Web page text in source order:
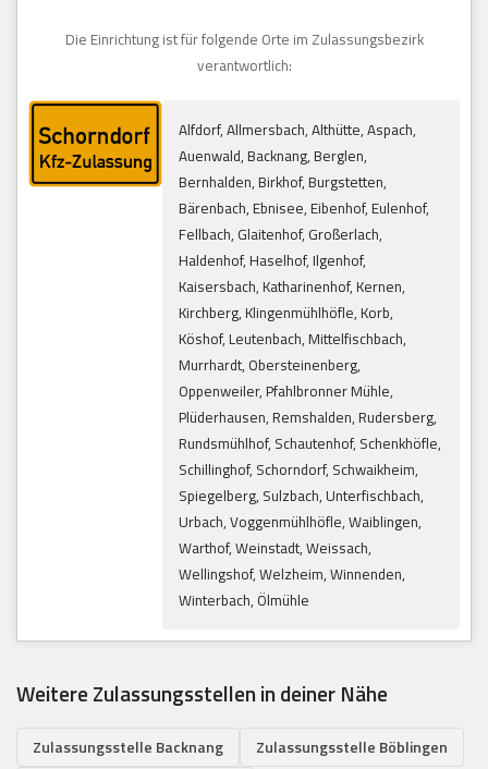
Die Einrichtung ist für folgende Orte im Zulassungsbezirk
verantwortlich:
Alfdorf, Allmersbach, Althütte, Aspach,
Auenwald, Backnang, Berglen,
Bernhalden, Birkhof, Burgstetten,
Bärenbach, Ebnisee, Eibenhof, Eulenhof,
Fellbach, Glaitenhof, Großerlach,
Haldenhof, Haselhof, Ilgenhof,
Kaisersbach, Katharinenhof, Kernen,
Kirchberg, Klingenmühlhöfle, Korb,
Köshof, Leutenbach, Mittelfischbach,
Murrhardt, Obersteinenberg,
Oppenweiler, Pfahlbronner Mühle,
Plüderhausen, Remshalden, Rudersberg,
Rundsmühlhof, Schautenhof, Schenkhöfle,
Schillinghof, Schorndorf, Schwaikheim,
Spiegelberg, Sulzbach, Unterfischbach,
Urbach, Voggenmühlhöfle, Waiblingen,
Warthof, Weinstadt, Weissach,
Wellingshof, Welzheim, Winnenden,
Winterbach, Ölmühle
Weitere Zulassungsstellen in deiner Nähe
Zulassungsstelle Backnang
Zulassungsstelle Böblingen